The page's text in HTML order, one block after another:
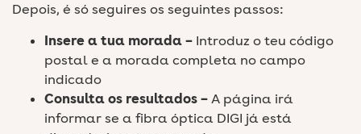
Depois, é só seguires os seguintes passos:
Insere a tua morada – Introduz o teu código
postal e a morada completa no campo
indicado
Consulta os resultados –A página irá
informar se a fibra óptica DIGI já está